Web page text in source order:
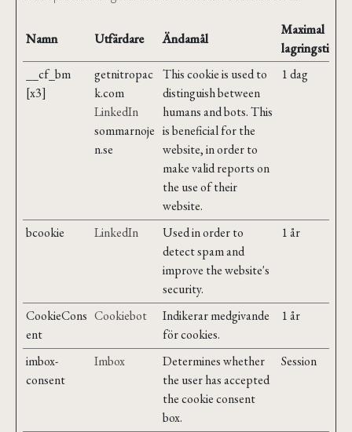
Namn Utfärdare Ändamål
Maximal
lagringstid
__cf_bm
[x3]
getnitropac
k.com
LinkedIn
sommarnoje
n.se
This cookie is used to
distinguish between
humans and bots. This
is beneficial for the
website, in order to
make valid reports on
the use of their
website.
1 dag
bcookie LinkedIn
Used in order to
detect spam and
improve the website's
security.
1 år
CookieCons
ent
Cookiebot
Indikerar medgivande
för cookies.
1 år
imbox-
consent
Imbox
Determines whether
the user has accepted
the cookie consent
box.
Session